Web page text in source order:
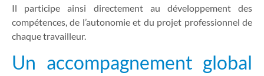
Il participe ainsi directement au développement des
compétences, de l’autonomie et du projet professionnel de
chaque travailleur.
Un accompagnement global